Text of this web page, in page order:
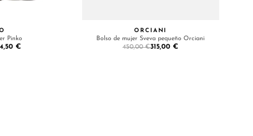
Pinko
€
ORCIANI
Bolso de mujer Sveva pequeño Orciani
450,00 €315,00 €